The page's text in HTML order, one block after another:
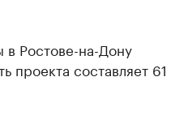
Ростове-на-Дону
проекта составляет 61